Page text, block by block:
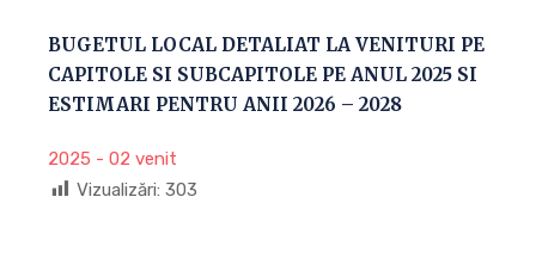
BUGETUL LOCAL DETALIAT LA VENITURI PE
CAPITOLE SI SUBCAPITOLE PE ANUL 2025 SI
ESTIMARI PENTRU ANII 2026 – 2028
2025 - 02 venit
Vizualizări: 303